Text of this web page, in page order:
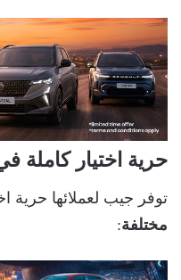
حرية اختيار كاملة
توفر جيب لعملائها حرية
مختلفة: